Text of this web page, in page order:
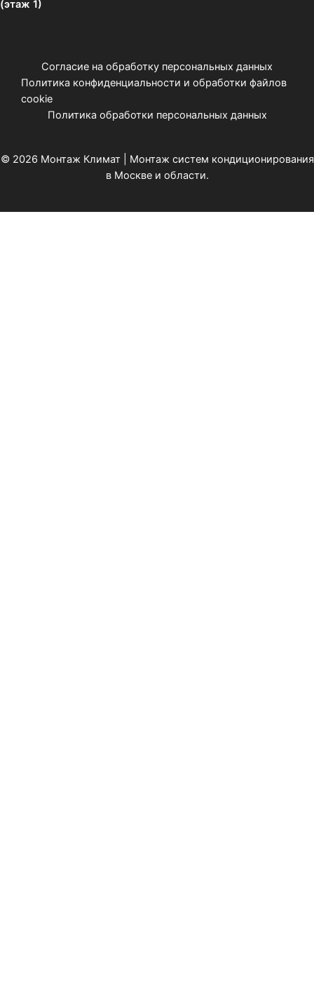
(этаж 1)
Согласие на обработку персональных данных
Политика конфиденциальности и обработки файлов
cookie
Политика обработки персональных данных
© 2026 Монтаж Климат | Монтаж систем кондиционирования
в Москве и области.